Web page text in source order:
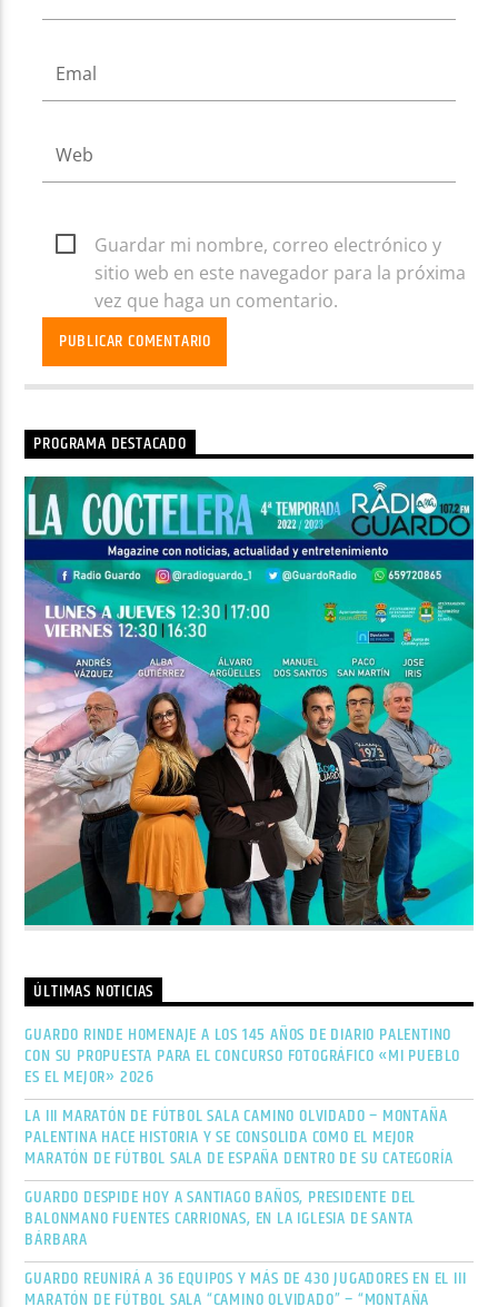
Guardar mi nombre, correo electrónico y
sitio web en este navegador para la próxima
vez que haga un comentario.
PROGRAMA DESTACADO
ÚLTIMAS NOTICIAS
GUARDO RINDE HOMENAJE A LOS 145 AÑOS DE DIARIO PALENTINO
CON SU PROPUESTA PARA EL CONCURSO FOTOGRÁFICO «MI PUEBLO
ES EL MEJOR» 2026
LA III MARATÓN DE FÚTBOL SALA CAMINO OLVIDADO – MONTAÑA
PALENTINA HACE HISTORIA Y SE CONSOLIDA COMO EL MEJOR
MARATÓN DE FÚTBOL SALA DE ESPAÑA DENTRO DE SU CATEGORÍA
GUARDO DESPIDE HOY A SANTIAGO BAÑOS, PRESIDENTE DEL
BALONMANO FUENTES CARRIONAS, EN LA IGLESIA DE SANTA
BÁRBARA
GUARDO REUNIRÁ A 36 EQUIPOS Y MÁS DE 430 JUGADORES EN EL III
MARATÓN DE FÚTBOL SALA “CAMINO OLVIDADO” – “MONTAÑA